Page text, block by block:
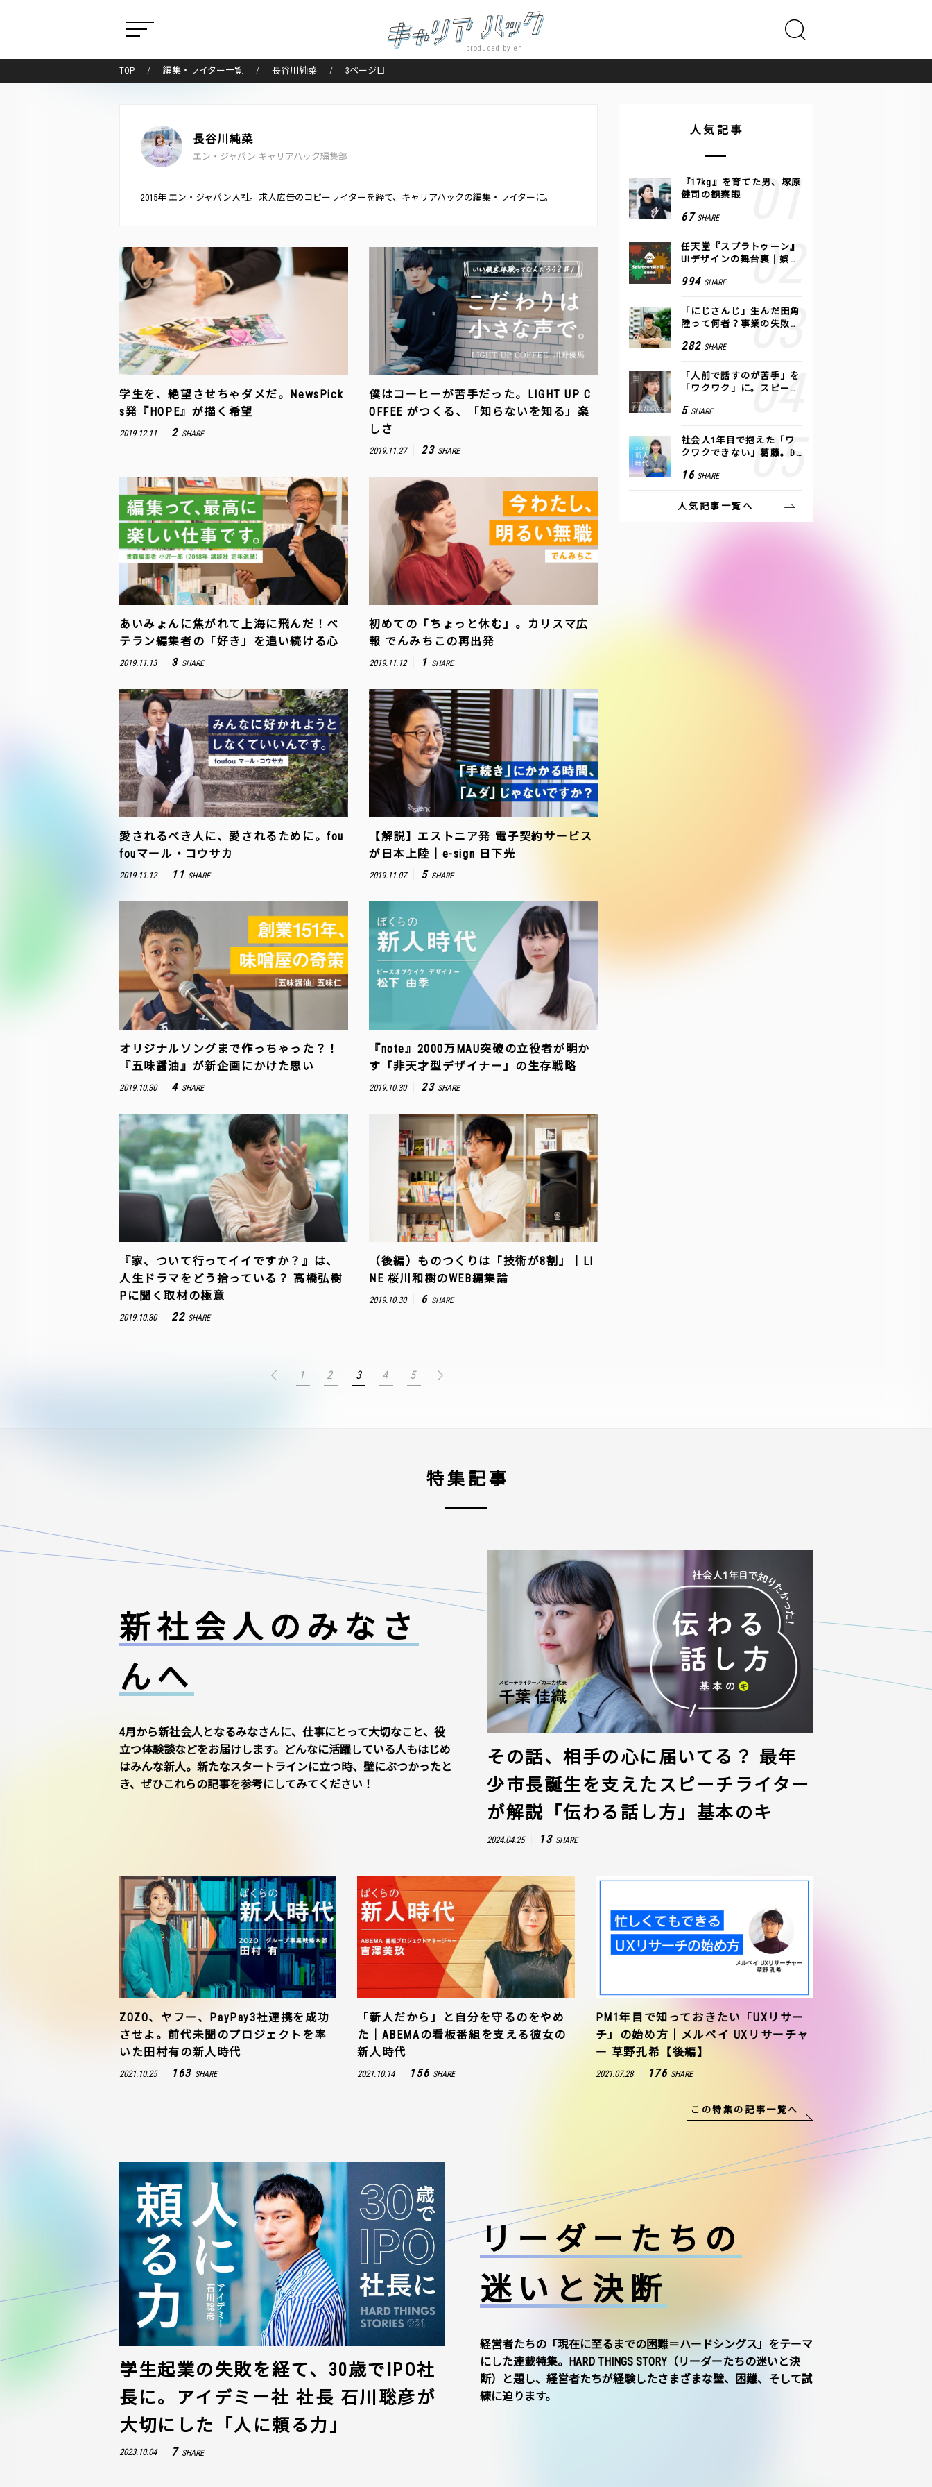
produced by en
TOP 編集・ライター一覧 長谷川純菜 3ページ目
長谷川純菜
エン・ジャパン キャリアハック編集部
2015年 エン・ジャパン入社。求人広告のコピーライターを経て、キャリアハックの編集・ライターに。
学生を、絶望させちゃダメだ。NewsPick
s発『HOPE』が描く希望
2019.12.11 2 SHARE
僕はコーヒーが苦手だった。LIGHT UP C
OFFEE がつくる、「知らないを知る」楽
しさ
2019.11.27 23 SHARE
あいみょんに焦がれて上海に飛んだ！ベ
テラン編集者の「好き」を追い続ける心
2019.11.13 3 SHARE
初めての「ちょっと休む」。カリスマ広
報 でんみちこの再出発
2019.11.12 1 SHARE
愛されるべき人に、愛されるために。fou
fouマール・コウサカ
2019.11.12 11 SHARE
【解説】エストニア発 電子契約サービス
が日本上陸｜e-sign 日下光
2019.11.07 5 SHARE
オリジナルソングまで作っちゃった？！
『五味醤油』が新企画にかけた思い
2019.10.30 4 SHARE
『note』2000万MAU突破の立役者が明か
す「非天才型デザイナー」の生存戦略
2019.10.30 23 SHARE
『家、ついて行ってイイですか？』は、
人生ドラマをどう拾っている？ 高橋弘樹
Pに聞く取材の極意
2019.10.30 22 SHARE
（後編）ものつくりは「技術が8割」｜LI
NE 桜川和樹のWEB編集論
2019.10.30 6 SHARE
1 2 3 4 5
人気記事
『17kg』を育てた男、塚原
健司の観察眼
67 SHARE
任天堂『スプラトゥーン』
UIデザインの舞台裏｜娯楽
994 SHARE
「にじさんじ」生んだ田角
陸って何者？事業の失敗
COLOR
282 SHARE
「人前で話すのが苦手」を
「ワクワク」に。スピーチ
方トレーニング」に込めた
5 SHARE
社会人1年目で抱えた「ワ
クワクできない」葛藤。De
つけた、私の生きる道
16 SHARE
人気記事一覧へ
特集記事
新社会人のみなさ
んへ
4月から新社会人となるみなさんに、仕事にとって大切なこと、役
立つ体験談などをお届けします。どんなに活躍している人もはじめ
はみんな新人。新たなスタートラインに立つ時、壁にぶつかったと
き、ぜひこれらの記事を参考にしてみてください！
その話、相手の心に届いてる？ 最年
少市長誕生を支えたスピーチライター
が解説「伝わる話し方」基本のキ
2024.04.25 13 SHARE
ZOZO、ヤフー、PayPay3社連携を成功
させよ。前代未聞のプロジェクトを率
いた田村有の新人時代
2021.10.25 163 SHARE
「新人だから」と自分を守るのをやめ
た｜ABEMAの看板番組を支える彼女の
新人時代
2021.10.14 156 SHARE
PM1年目で知っておきたい「UXリサー
チ」の始め方｜メルペイ UXリサーチャ
ー 草野孔希【後編】
2021.07.28 176 SHARE
この特集の記事一覧へ
リーダーたちの
迷いと決断
経営者たちの「現在に至るまでの困難＝ハードシングス」をテーマ
にした連載特集。HARD THINGS STORY（リーダーたちの迷いと決
断）と題し、経営者たちが経験したさまざまな壁、困難、そして試
練に迫ります。
学生起業の失敗を経て、30歳でIPO社
長に。アイデミー社 社長 石川聡彦が
大切にした「人に頼る力」
2023.10.04 7 SHARE